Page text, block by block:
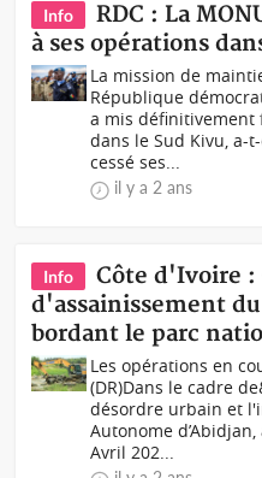
Info
RDC : La
à ses opérations
La mission de
République
a mis définitivement
dans le Sud Kivu, a-
cessé ses...
il y a 2 ans
Info
Côte d'Ivoire :
d'assainissement
bordant le parc
Les opérations en
(DR)Dans le cadre
désordre urbain et
Autonome
Avril 202...